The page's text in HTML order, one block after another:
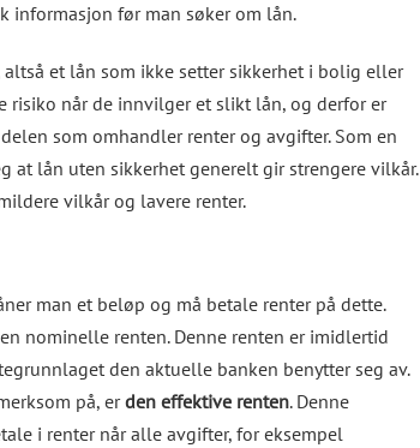
informasjon før man søker om lån.
altså et lån som ikke setter sikkerhet i bolig eller
risiko når de innvilger et slikt lån, og derfor er
som omhandler renter og avgifter. Som en
at lån uten sikkerhet generelt gir strengere vilkår.
vilkår og lavere renter.
man et beløp og må betale renter på dette.
nominelle renten. Denne renten er imidlertid
den aktuelle banken benytter seg av.
på, erden effektive renten. Denne
i renter når alle avgifter, for eksempel